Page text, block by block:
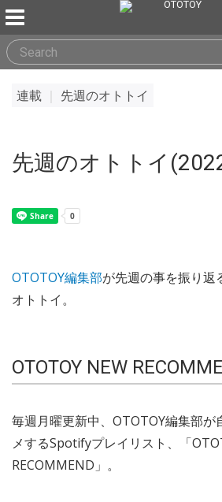
連載
先週のオトトイ
先週のオトトイ
OTOTOY編集部が先週の事を振り返
オトトイ。
OTOTOY NEW
毎週月曜更新中、OTOTOY編集部が
メするSpotifyプレイリスト、「
RECOMMEND」。